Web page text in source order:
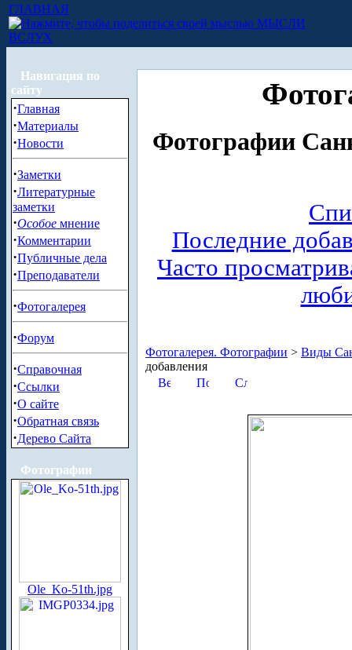
ГЛАВНАЯ
МЫСЛИ
ВСЛУХ
Навигация по
сайту
·Главная
·Материалы
·Новости
·Заметки
·Литературные
заметки
·Особое мнение
·Комментарии
·Публичные дела
·Преподаватели
·Фотогалерея
·Форум
·Справочная
·Ссылки
·О сайте
·Обратная связь
·Дерево Сайта
Фотографии
Ole_Ko-51th.jpg
Фотографии
Последние
Часто
Фотогалерея. Фотографии > Виды
добавления